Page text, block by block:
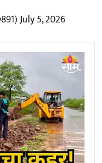
July 5, 2026